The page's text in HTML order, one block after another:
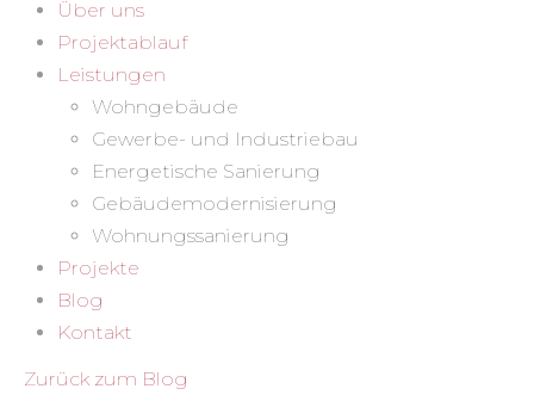
Über uns
Projektablauf
Leistungen
Wohngebäude
Gewerbe- und Industriebau
Energetische Sanierung
Gebäudemodernisierung
Wohnungssanierung
Projekte
Blog
Kontakt
Zurück zum Blog